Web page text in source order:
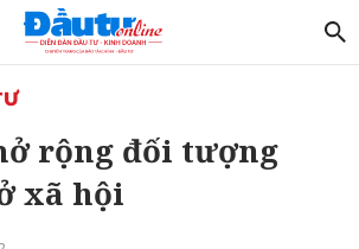
rộng đối tượng
xã hội